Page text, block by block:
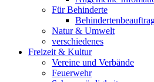
Für Behinderte
Natur & Umwelt
verschiedenes
Freizeit & Kultur
Vereine und Verbände
Feuerwehr